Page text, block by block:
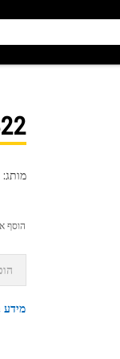
מותג: Cat
הוסף
מידע